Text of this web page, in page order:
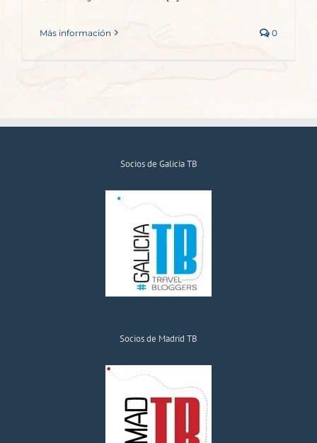
Más información 0
Socios de Galicia TB
Socios de Madrid TB